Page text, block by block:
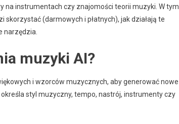
na instrumentach czy znajomości teorii muzyki. W tym
skorzystać (darmowych i płatnych), jak działają te
narzędzia.
muzyki AI?
i wzorców muzycznych, aby generować nowe
styl muzyczny, tempo, nastrój, instrumenty czy